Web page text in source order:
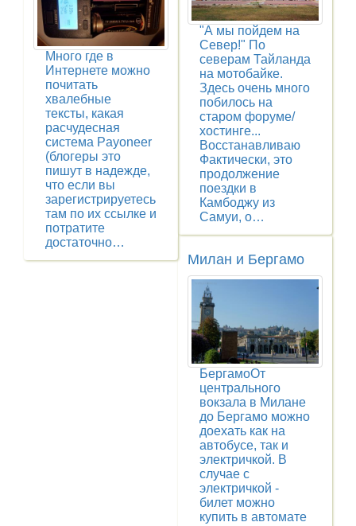
Много где в
Интернете можно
почитать
хвалебные
тексты, какая
расчудесная
система Payoneer
(блогеры это
пишут в надежде,
что если вы
зарегистрируетесь
там по их ссылке и
потратите
достаточно…
"А мы пойдем на
Север!" По
северам Тайланда
на мотобайке.
Здесь очень много
побилось на
старом форуме/
хостинге...
Восстанавливаю
Фактически, это
продолжение
поездки в
Камбоджу из
Самуи, о…
Милан и Бергамо
БергамоОт
центрального
вокзала в Милане
до Бергамо можно
доехать как на
автобусе, так и
электричкой. В
случае с
электричкой -
билет можно
купить в автомате